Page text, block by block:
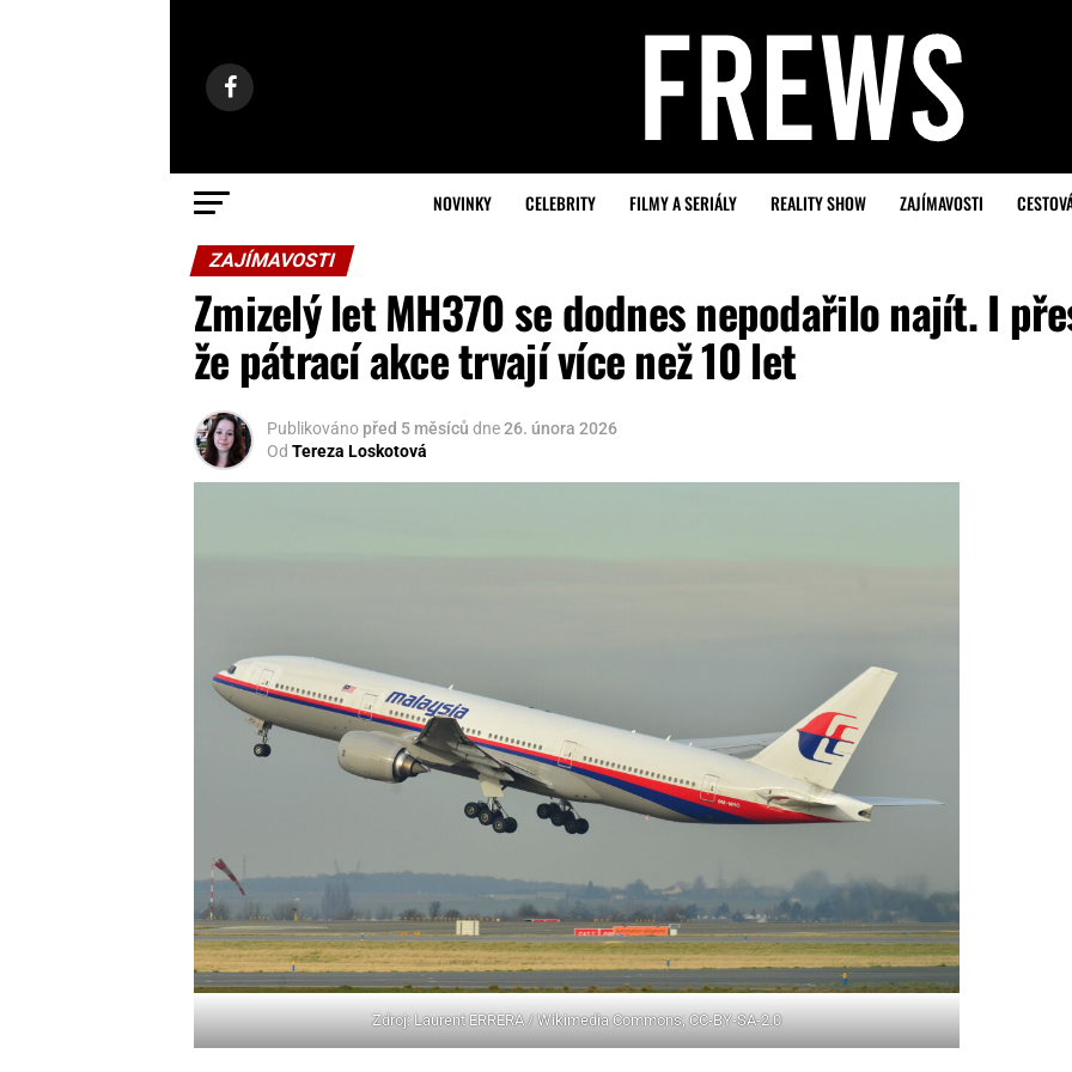
NOVINKY CELEBRITY FILMY A SERIÁLY REALITY SHOW ZAJÍMAVOSTI
ZAJÍMAVOSTI
Zmizelý let MH370 se dodnes nepodařilo najít. I
že pátrací akce trvají více než 10 let
Publikováno před 5 měsíců dne26. února 2026
Od Tereza Loskotová
Zdroj: Laurent ERRERA / Wikimedia Commons; CC-BY-SA-2.0